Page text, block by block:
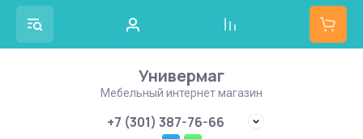
Универмаг
Мебельный интернет магазин
+7 (301) 387-76-66